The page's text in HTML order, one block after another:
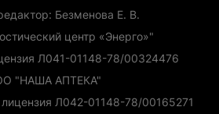
Безменова Е. В.
центр «Энерго»"
Л041-01148-78/00324476
"НАША АПТЕКА"
Л042-01148-78/00165271